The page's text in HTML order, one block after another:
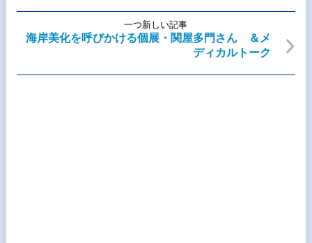
一つ新しい記事
海岸美化を呼びかける個展・関屋多門さん ＆メ
ディカルトーク